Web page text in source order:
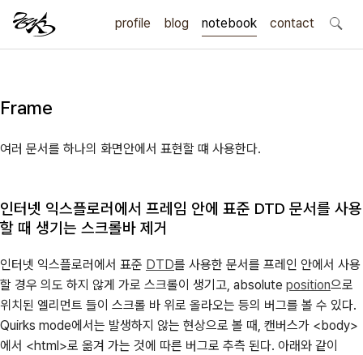
profile blog notebook contact
search
Frame
여러 문서를 하나의 화면안에서 표현할 떄 사용한다.
인터넷 익스플로러에서 프레임 안에 표준 DTD 문서를 사용
할 때 생기는 스크롤바 제거
인터넷 익스플로러에서 표준 DTD를 사용한 문서를 프레인 안에서 사용
할 경우 의도 하지 않게 가로 스크롤이 생기고, absolute position으로
위치된 엘리먼트 들이 스크롤 바 위로 올라오는 등의 버그를 볼 수 있다.
Quirks mode에서는 발생하지 않는 현상으로 볼 때, 캔버스가 <body>
에서 <html>로 옮겨 가는 것에 따른 버그로 추측 된다. 아래와 같이